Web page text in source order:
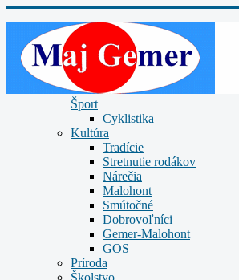
Šport
Cyklistika
Kultúra
Tradície
Stretnutie rodákov
Nárečia
Malohont
Smútočné
Dobrovoľníci
Gemer-Malohont
GOS
Príroda
Školstvo